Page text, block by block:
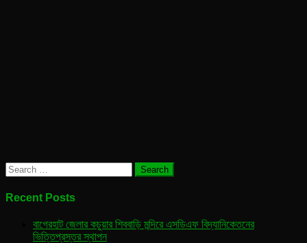
Search
for:
Recent Posts
বাগেরহাট জেলার কচুয়ার শিববাড়ি মন্দিরে এসডিএফ বিদ্যানিকেতনের
ভিত্তিপ্রস্তর স্থাপন